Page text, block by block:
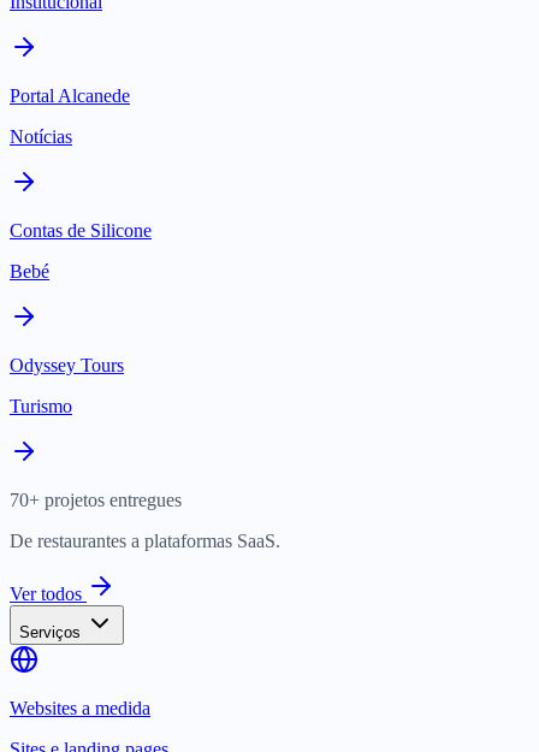
Portal Alcanede
Notícias
Contas de Silicone
Bebé
Odyssey Tours
Turismo
70+ projetos entregues
De restaurantes a plataformas SaaS.
Ver todos
Serviços
Websites a medida